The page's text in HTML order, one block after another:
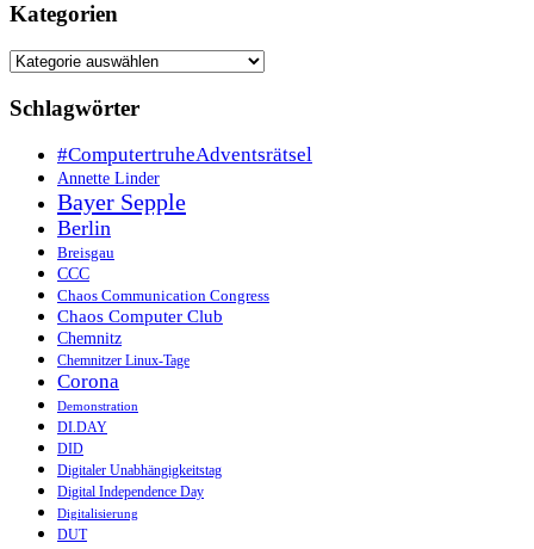
Kategorien
Kategorien
Schlagwörter
#ComputertruheAdventsrätsel
Annette Linder
Bayer Sepple
Berlin
Breisgau
CCC
Chaos Communication Congress
Chaos Computer Club
Chemnitz
Chemnitzer Linux-Tage
Corona
Demonstration
DI.DAY
DID
Digitaler Unabhängigkeitstag
Digital Independence Day
Digitalisierung
DUT